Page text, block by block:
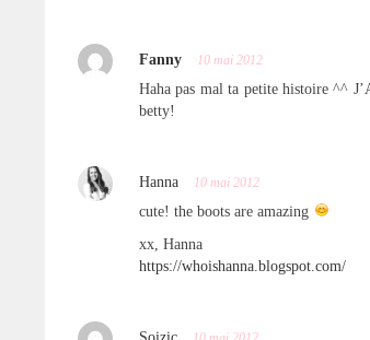
Fanny 10 mai 2012
Haha pas mal ta petite histoire ^^
betty!
Hanna 10 mai 2012
cute! the boots are amazing
xx, Hanna
https://whoishanna.blogspot.com/